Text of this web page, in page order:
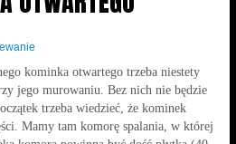
kominka otwartego trzeba niestety
jego murowaniu. Bez nich nie będzie
trzeba wiedzieć, że kominek
Mamy tam komorę spalania, w której